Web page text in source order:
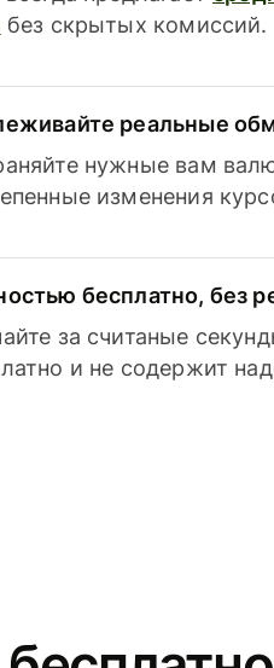
без скрытых комиссий.
реальные
нужные вам
изменения
бесплатно, без
за считаные
и не содержит